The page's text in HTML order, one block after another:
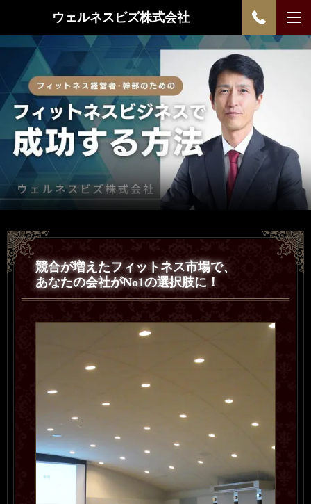
ウェルネスビズ株式会社
競合が増えたフィットネス市場で、
あなたの会社がNo1の選択肢に！